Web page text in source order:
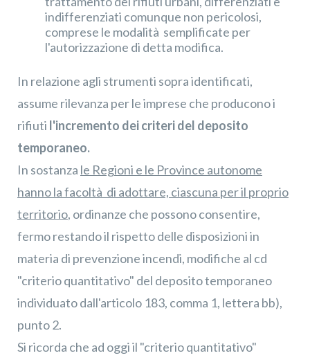
indifferenziati comunque non pericolosi,
comprese le modalità semplificate per
l'autorizzazione di detta modifica.
In relazione agli strumenti sopra identificati,
assume rilevanza per le imprese che producono i
rifiuti l'incremento dei criteri del deposito
temporaneo.
In sostanza le Regioni e le Province autonome
hanno la facoltà di adottare, ciascuna per il proprio
territorio, ordinanze che possono consentire,
fermo restando il rispetto delle disposizioni in
materia di prevenzione incendi, modifiche al cd
"criterio quantitativo" del deposito temporaneo
individuato dall'articolo 183, comma 1, lettera bb),
punto 2.
Si ricorda che ad oggi il "criterio quantitativo"
Iscriviti alla nostra
Newsletter
Confermo di aver preso visione dell'informativa
privacy
Iscrivimi